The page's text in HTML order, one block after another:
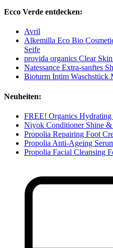
Ecco Verde entdecken:
Avril
Alkemilla Eco Bio
Seife
provida organics Clear
Natessance Extra-sanftes
Bioturm Intim Waschstück
Neuheiten:
FREE! Organics Hydrating
Niyok Conditioner Shine &
Propolia Repairing Foot
Propolia Anti-Ageing
Propolia Facial Cleansing